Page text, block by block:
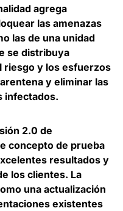
agrega
las amenazas
las de una unidad
se distribuya
riesgo y los esfuerzos
y eliminar las
infectados.
2.0 de
concepto de prueba
resultados y
los clientes. La
una actualización
existentes